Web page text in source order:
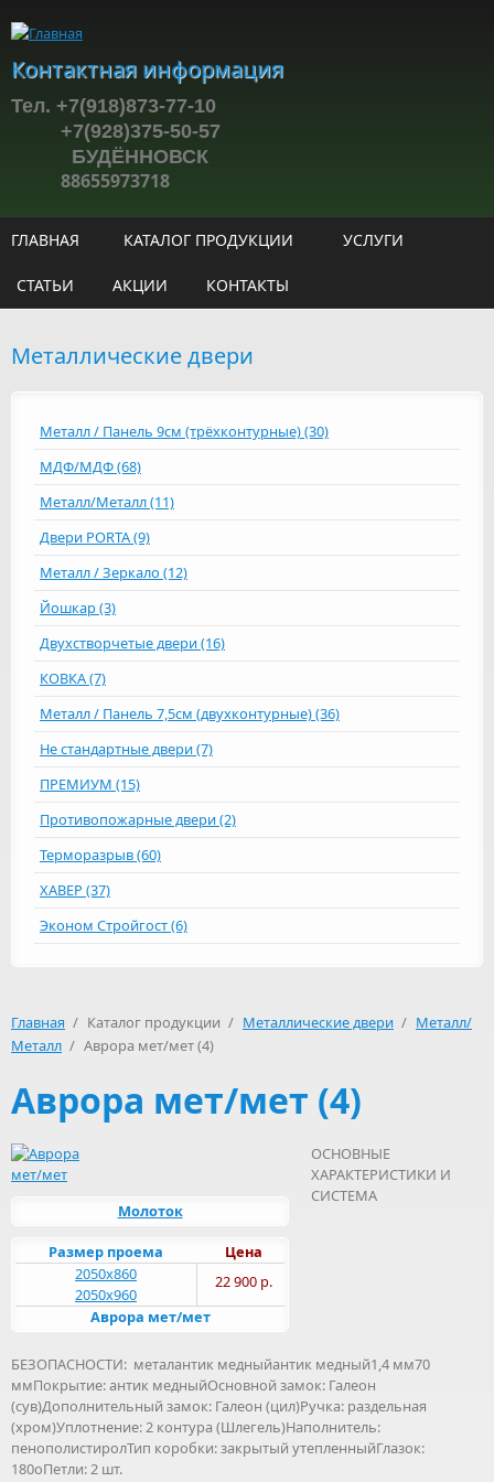
Контактная информация
Тел. +7(918)873-77-10
+7(928)375-50-57
БУДЁННОВСК
88655973718
ГЛАВНАЯ КАТАЛОГ ПРОДУКЦИИ УСЛУГИ
СТАТЬИ АКЦИИ КОНТАКТЫ
Металлические двери
Металл / Панель 9см (трёхконтурные) (30)
МДФ/МДФ (68)
Металл/Металл (11)
Двери PORTA (9)
Металл / Зеркало (12)
Йошкар (3)
Двухстворчетые двери (16)
КОВКА (7)
Металл / Панель 7,5см (двухконтурные) (36)
Не стандартные двери (7)
ПРЕМИУМ (15)
Противопожарные двери (2)
Терморазрыв (60)
ХАВЕР (37)
Эконом Стройгост (6)
Главная / Каталог продукции / Металлические двери / Металл/
Металл / Аврора мет/мет (4)
Аврора мет/мет (4)
Молоток
Цена
Размер проема
22 900 р.
2050х860
2050х960
Аврора мет/мет
ОСНОВНЫЕ
ХАРАКТЕРИСТИКИ И
СИСТЕМА
БЕЗОПАСНОСТИ: металантик медныйантик медный1,4 мм70
ммПокрытие: антик медныйОсновной замок: Галеон
(сув)Дополнительный замок: Галеон (цил)Ручка: раздельная
(хром)Уплотнение: 2 контура (Шлегель)Наполнитель:
пенополистиролТип коробки: закрытый утепленныйГлазок:
180оПетли: 2 шт.